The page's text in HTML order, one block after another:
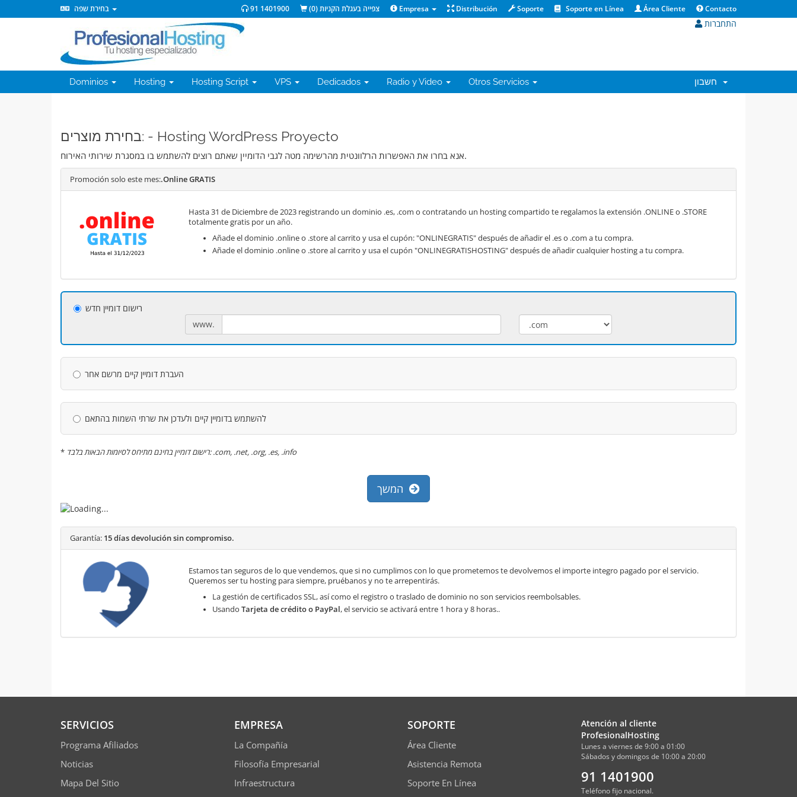
91 1401900 צפייה בעגלת הקניות (0
) Empresa Distribución Soporte Soporte en Línea Área Cliente Contacto
התחברות
Dominios Hosting Hosting Script VPS Dedicados Radio y Video Otros Servicios
בחירת מוצרים: - Hosting WordPress Proyecto
אנא בחרו את האפשרות הרלוונטית מהרשימה מטה לגבי הדומיין שאתם רוצים להשתמש בו במסגרת שירותי האירוח.
Promoción solo este mes:.Online GRATIS
Hasta 31 de Diciembre de 2023 registrando un dominio .es, .com o contratando un hosting compartido te regalamos la extensión .ONLINE o .STORE
totalmente gratis por un año.
Añade el dominio .online o .store al carrito y usa el cupón: "ONLINEGRATIS" después de añadir el .es o .com a tu compra.
Añade el dominio .online o .store al carrito y usa el cupón "ONLINEGRATISHOSTING" después de añadir cualquier hosting a tu compra.
רישום דומיין חדש
www.
העברת דומיין קיים מרשם אחר
להשתמש בדומיין קיים ולעדכן את שרתי השמות בהתאם
* רישום דומיין בחינם מתיחס לסיומות הבאות בלבד: .com, .net, .org, .es, .info
Garantía: 15 días devolución sin compromiso.
Estamos tan seguros de lo que vendemos, que si no cumplimos con lo que prometemos te devolvemos el importe integro pagado por el servicio.
Queremos ser tu hosting para siempre, pruébanos y no te arrepentirás.
La gestión de certificados SSL, así como el registro o traslado de dominio no son servicios reembolsables.
Usando Tarjeta de crédito o PayPal, el servicio se activará entre 1 hora y 8 horas..
SERVICIOS
Programa Afiliados
Noticias
Mapa Del Sitio
EMPRESA
La Compañía
Filosofía Empresarial
Infraestructura
SOPORTE
Área Cliente
Asistencia Remota
Soporte En Línea
Atención al cliente
ProfesionalHosting
Lunes a viernes de 9:00 a 01:00
Sábados y domingos de 10:00 a 20:00
91 1401900
Teléfono fijo nacional.